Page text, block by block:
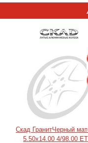
Скад ГранитЧерный
5.50x14.00 4/98.00